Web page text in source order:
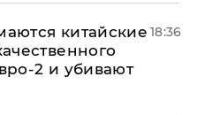
китайские
2 и убивают
18:36